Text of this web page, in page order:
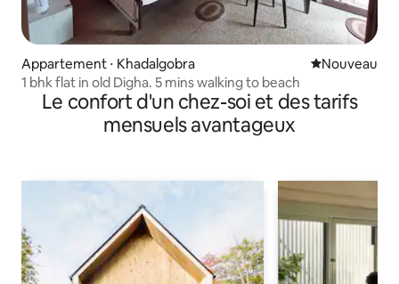
Appartement ⋅ Khadalgobra Nouvel
Nouveau
1 bhk flat in old Digha. 5 mins walking to beach
Le confort d'un chez-soi et des tarifs
mensuels avantageux